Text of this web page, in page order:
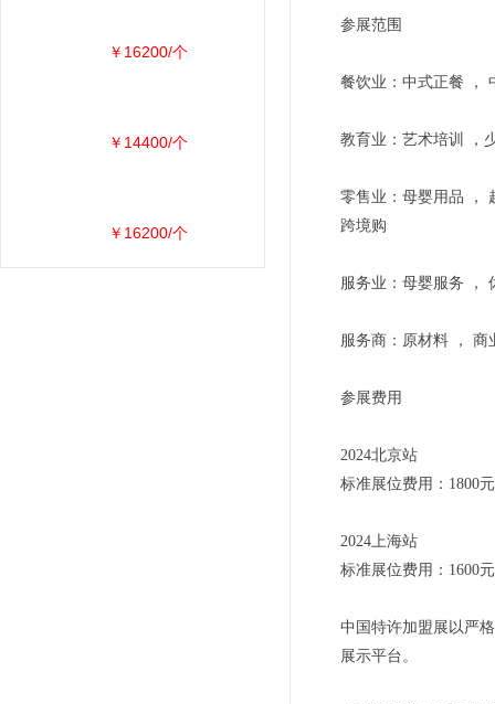
参展范围
餐饮业：中式正餐 ，
教育业：艺术培训 ，
零售业：母婴用品 ，
跨境购
服务业：母婴服务 ，
服务商：原材料 ，
参展费用
2024北京站
标准展位费用：1800
2024上海站
标准展位费用：1600
中国特许加盟展以严
展示平台。
￥16200/个
￥14400/个
￥16200/个